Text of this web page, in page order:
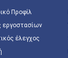
Προφίλ
εργοστασίων
έλεγχος